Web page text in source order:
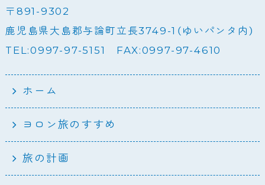
〒891-9302
鹿児島県大島郡与論町立長3749-1（ゆいパンタ内）
TEL:0997-97-5151 FAX:0997-97-4610
ホーム
ヨロン旅のすすめ
旅の計画